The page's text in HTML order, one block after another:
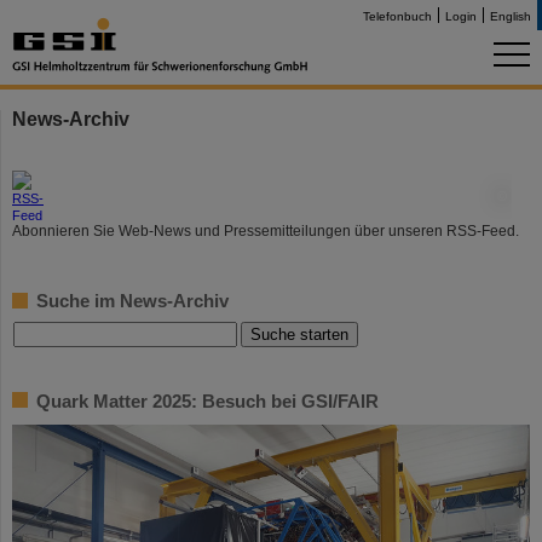
Telefonbuch Login English
News-Archiv
Abonnieren Sie Web-News und Pressemitteilungen über unseren RSS-Feed.
Suche im News-Archiv
Quark Matter 2025: Besuch bei GSI/FAIR